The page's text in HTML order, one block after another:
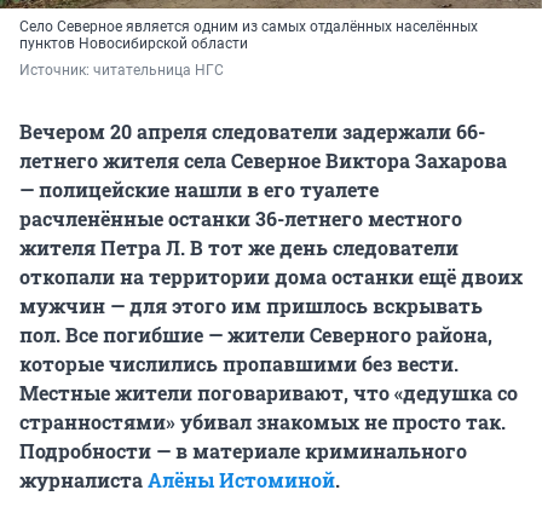
Село Северное является одним из самых отдалённых населённых
пунктов Новосибирской области
Источник: читательница НГС
Вечером 20 апреля следователи задержали 66-
летнего жителя села Северное Виктора Захарова
— полицейские нашли в его туалете
расчленённые останки 36-летнего местного
жителя Петра Л. В тот же день следователи
откопали на территории дома останки ещё двоих
мужчин — для этого им пришлось вскрывать
пол. Все погибшие — жители Северного района,
которые числились пропавшими без вести.
Местные жители поговаривают, что «дедушка со
странностями» убивал знакомых не просто так.
Подробности — в материале криминального
журналистаАлёны Истоминой.